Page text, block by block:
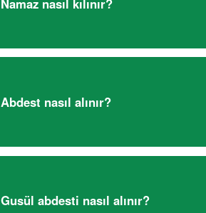
Abdest nasıl alınır?
Gusül abdesti nasıl alınır?